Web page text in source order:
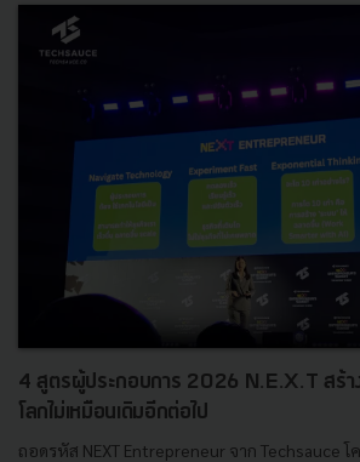
4 สูตรผู้ประกอบการ 2026 N.E.X.T สร้า
โลกไม่เหมือนเดิมอีกต่อไป
ถอดรหัส NEXT Entrepreneur จาก Techsauce โ